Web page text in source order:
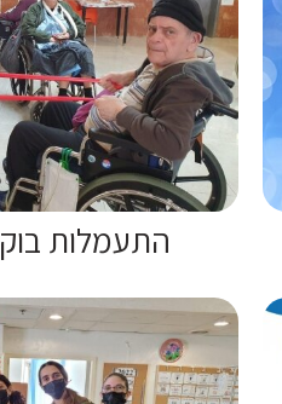
התעמלות